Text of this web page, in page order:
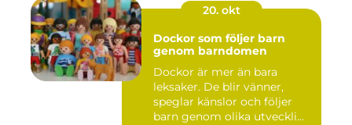
20. okt
Dockor som följer barn
genom barndomen
Dockor är mer än bara
leksaker. De blir vänner,
speglar känslor och följer
barn genom olika utveckli...